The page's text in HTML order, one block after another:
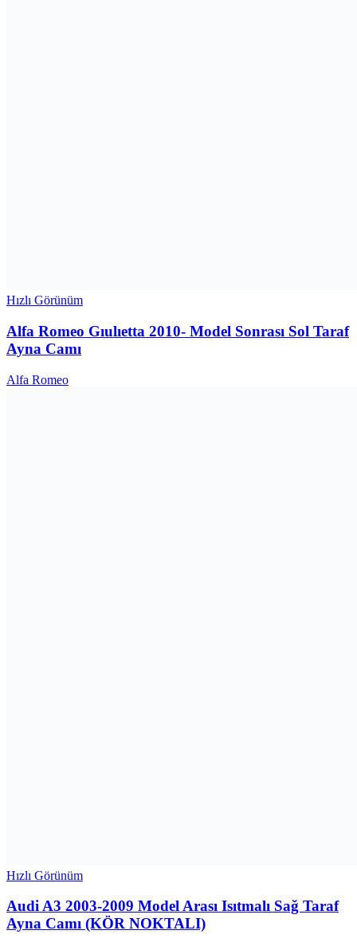
Hızlı Görünüm
Alfa Romeo Gıulıetta 2010- Model Sonrası Sol Taraf
Ayna Camı
Alfa Romeo
Hızlı Görünüm
Audi A3 2003-2009 Model Arası Isıtmalı Sağ Taraf
Ayna Camı (KÖR NOKTALI)